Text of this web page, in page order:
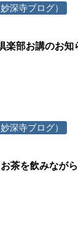
深寺ブログ）
楽部お講のお知
深寺ブログ）
茶を飲みなが